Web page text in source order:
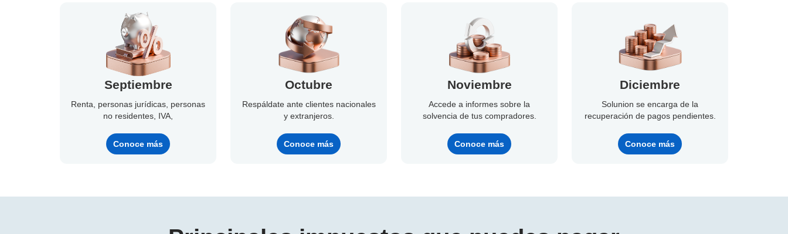
Septiembre
Renta, personas jurídicas, personas
no residentes, IVA,
Conoce más
Octubre
Respáldate ante clientes nacionales
y extranjeros.
Conoce más
Noviembre
Accede a informes sobre la
solvencia de tus compradores.
Conoce más
Diciembre
Solunion se encarga de la
recuperación de pagos pendientes.
Conoce más